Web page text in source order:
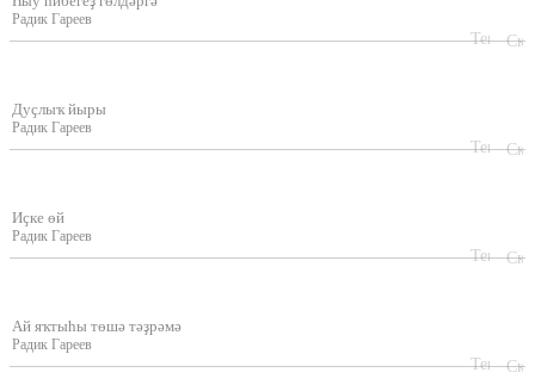
Радик Гареев
Дуҫлыҡ йыры
Радик Гареев
Иҫке өй
Радик Гареев
Ай яҡтыһы төшә тәҙрәмә
Радик Гареев